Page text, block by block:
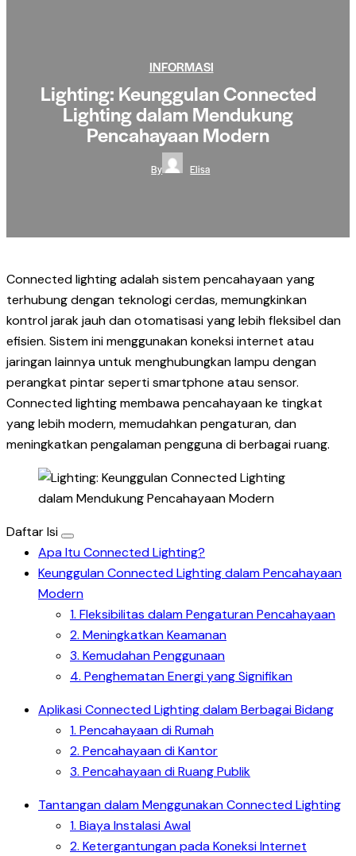
INFORMASI
Lighting: Keunggulan Connected
Lighting dalam Mendukung
Pencahayaan Modern
By Elisa
Connected lighting adalah sistem pencahayaan yang
terhubung dengan teknologi cerdas, memungkinkan
kontrol jarak jauh dan otomatisasi yang lebih fleksibel dan
efisien. Sistem ini menggunakan koneksi internet atau
jaringan lainnya untuk menghubungkan lampu dengan
perangkat pintar seperti smartphone atau sensor.
Connected lighting membawa pencahayaan ke tingkat
yang lebih modern, memudahkan pengaturan, dan
meningkatkan pengalaman pengguna di berbagai ruang.
Daftar Isi
Apa Itu Connected Lighting?
Keunggulan Connected Lighting dalam Pencahayaan
Modern
1. Fleksibilitas dalam Pengaturan Pencahayaan
2. Meningkatkan Keamanan
3. Kemudahan Penggunaan
4. Penghematan Energi yang Signifikan
Aplikasi Connected Lighting dalam Berbagai Bidang
1. Pencahayaan di Rumah
2. Pencahayaan di Kantor
3. Pencahayaan di Ruang Publik
Tantangan dalam Menggunakan Connected Lighting
1. Biaya Instalasi Awal
2. Ketergantungan pada Koneksi Internet